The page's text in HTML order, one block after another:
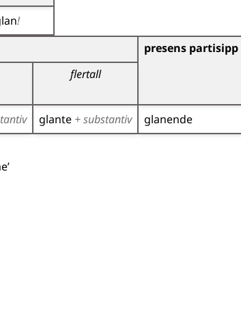
!
presens partisipp
flertall
glante + substantiv glanende